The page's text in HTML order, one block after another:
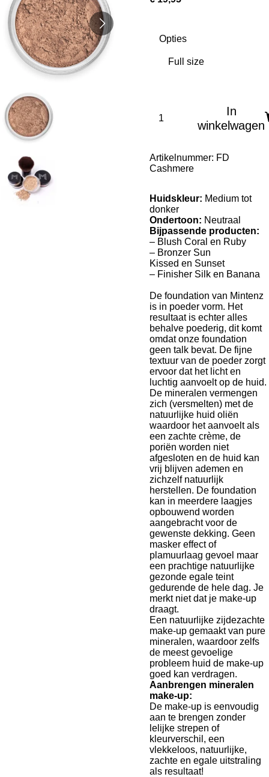
Opties
In
winkelwagen
Artikelnummer: FD
Cashmere
Huidskleur: Medium tot
donker
Ondertoon: Neutraal
Bijpassende producten:
– Blush Coral en Ruby
– Bronzer Sun
Kissed en Sunset
– Finisher Silk en Banana
De foundation van Mintenz
is in poeder vorm. Het
resultaat is echter alles
behalve poederig, dit komt
omdat onze foundation
geen talk bevat. De fijne
textuur van de poeder zorgt
ervoor dat het licht en
luchtig aanvoelt op de huid.
De mineralen vermengen
zich (versmelten) met de
natuurlijke huid oliën
waardoor het aanvoelt als
een zachte crème, de
poriën worden niet
afgesloten en de huid kan
vrij blijven ademen en
zichzelf natuurlijk
herstellen. De foundation
kan in meerdere laagjes
opbouwend worden
aangebracht voor de
gewenste dekking. Geen
masker effect of
plamuurlaag gevoel maar
een prachtige natuurlijke
gezonde egale teint
gedurende de hele dag. Je
merkt niet dat je make-up
draagt.
Een natuurlijke zijdezachte
make-up gemaakt van pure
mineralen, waardoor zelfs
de meest gevoelige
probleem huid de make-up
goed kan verdragen.
Aanbrengen mineralen
make-up:
De make-up is eenvoudig
aan te brengen zonder
lelijke strepen of
kleurverschil, een
vlekkeloos, natuurlijke,
zachte en egale uitstraling
als resultaat!